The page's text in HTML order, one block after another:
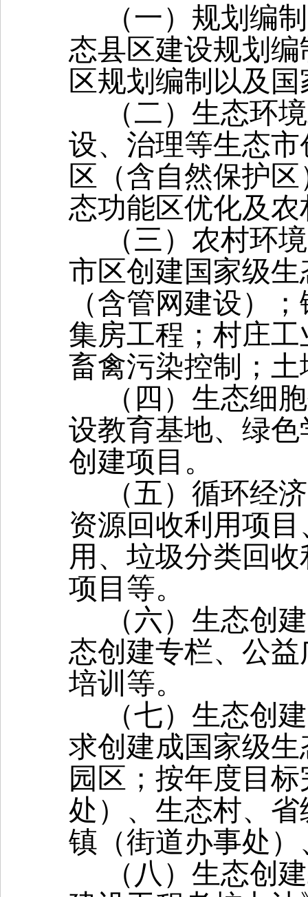
（一）规划编
态县区建设规划
区规划编制以及
（二）生态环
设、治理等生态
区（含自然保护
态功能区优化及
（三）农村环
市区创建国家级
（含管网建设）
集房工程；村庄
畜禽污染控制；
（四）生态细
设教育基地、绿
创建项目。
（五）循环经
资源回收利用项
用、垃圾分类回
项目等。
（六）生态创
态创建专栏、公
培训等。
（七）生态创
求创建成国家级
园区；按年度目
处）、生态村、
镇（街道办事处
（八）生态创